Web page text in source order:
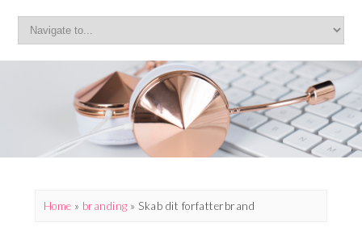
Home » branding » Skab dit forfatterbrand